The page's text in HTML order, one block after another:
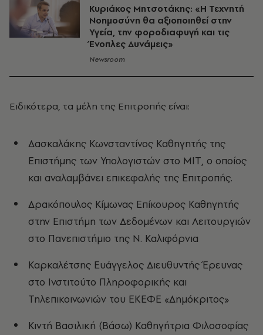
Κυριάκος Μητσοτάκης: «Η Τεχνητή
Νοημοσύνη θα αξιοποιηθεί στην
Υγεία, την φοροδιαφυγή και τις
Ένοπλες Δυνάμεις»
Newsroom
Ειδικότερα, τα μέλη της Επιτροπής είναι:
Δασκαλάκης Κωνσταντίνος Καθηγητής της
Επιστήμης των Υπολογιστών στο ΜΙΤ, ο οποίος
και αναλαμβάνει επικεφαλής της Επιτροπής.
Δρακόπουλος Κίμωνας Επίκουρος Καθηγητής
στην Επιστήμη των Δεδομένων και Λειτουργιών
στο Πανεπιστήμιο της Ν. Καλιφόρνια
Καρκαλέτσης Ευάγγελος Διευθυντής Έρευνας
στο Ινστιτούτο Πληροφορικής και
Τηλεπικοινωνιών του ΕΚΕΦΕ «Δημόκριτος»
Κιντή Βασιλική (Βάσω) Καθηγήτρια Φιλοσοφίας